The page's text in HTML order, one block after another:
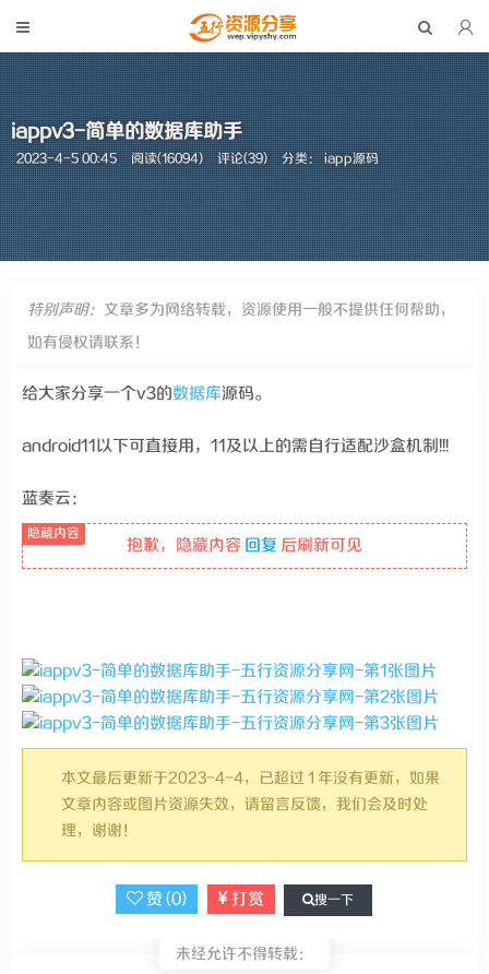
iappv3-简单的数据库助手
2023-4-5 00:45 阅读(16094) 评论(39) 分类：iapp源码
特别声明： 文章多为网络转载，资源使用一般不提供任何帮助，
如有侵权请联系！
给大家分享一个v3的数据库源码。
android11以下可直接用，11及以上的需自行适配沙盒机制!!!
蓝奏云：
抱歉，隐藏内容 回复 后刷新可见
本文最后更新于2023-4-4，已超过 1 年没有更新，如果
文章内容或图片资源失效，请留言反馈，我们会及时处
理，谢谢！
赞 (0) 打赏 搜一下
未经允许不得转载：